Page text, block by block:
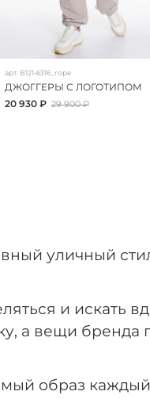
арт. B121-6316_rope
ДЖОГГЕРЫ С ЛОГОТИПОМ
20 930 ₽ 29 900 ₽